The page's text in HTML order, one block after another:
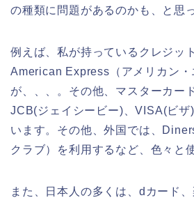
の種類に問題があるのかも、と思
例えば、私が持っているクレジッ
American Express（アメリカン・
が、、、。その他、マスターカー
JCB(ジェイシービー)、VISA(ビザ
います。その他、外国では、
クラブ）を利用するなど、色々と
また、日本人の多くは、dカード